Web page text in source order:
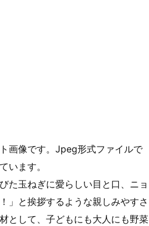
画像です。Jpeg形式ファイルで
います。
た玉ねぎに愛らしい目と口、ニョ
」と挨拶するような親しみやすさ
として、子どもにも大人にも野菜